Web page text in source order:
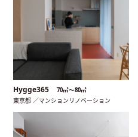
Hygge365 70㎡〜80㎡
東京都 ／マンションリノベーション